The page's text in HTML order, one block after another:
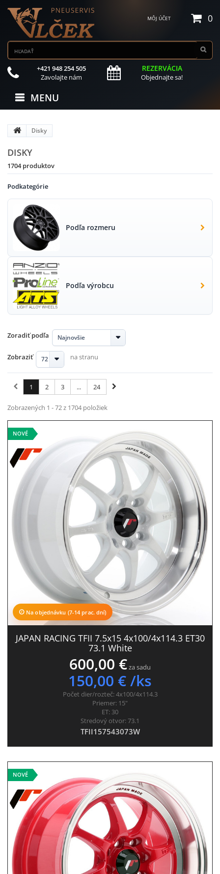
0
MÔJ ÚČET
+421 948 254 505
Zavolajte nám
REZERVÁCIA
Objednajte sa!
MENU
Disky
DISKY
1704 produktov
Podkategórie
Podľa rozmeru
Podľa výrobcu
Zoradiť podľa Najnovšie
Zobraziť 72 na stranu
1 2 3 ... 24
Zobrazených 1 - 72 z 1704 položiek
NOVÉ
Na objednávku (7-14 prac. dní)
JAPAN RACING TFII 7.5x15 4x100/4x114.3 ET30
73.1 White
600,00 €za sadu
150,00 € /ks
Počet dier/rozteč:4x100/4x114.3
Priemer: 15"
ET: 30
Stredový otvor:73.1
TFII157543073W
NOVÉ